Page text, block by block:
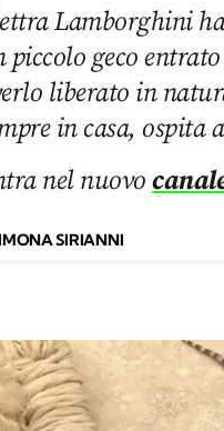
Lamborghini
piccolo geco
liberato in
in casa,
nel nuovo
SIRIANNI